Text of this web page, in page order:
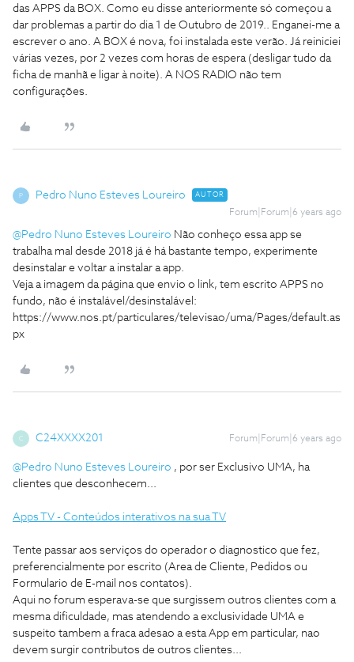
das APPS da BOX. Como eu disse anteriormente só começou a
dar problemas a partir do dia 1 de Outubro de 2019.. Enganei-me a
escrever o ano. A BOX é nova, foi instalada este verão. Já reiniciei
várias vezes, por 2 vezes com horas de espera (desligar tudo da
ficha de manhã e ligar à noite). A NOS RADIO não tem
configurações.
P Pedro Nuno Esteves Loureiro AUTOR
Forum|Forum|6 years ago
@Pedro Nuno Esteves Loureiro Não conheço essa app se
trabalha mal desde 2018 já é há bastante tempo, experimente
desinstalar e voltar a instalar a app.
Veja a imagem da página que envio o link, tem escrito APPS no
fundo, não é instalável/desinstalável:
https://www.nos.pt/particulares/televisao/uma/Pages/default.as
px
C C24XXXX201 Forum|Forum|6 years ago
@Pedro Nuno Esteves Loureiro , por ser Exclusivo UMA, ha
clientes que desconhecem...
Apps TV - Conteúdos interativos na sua TV
Tente passar aos serviços do operador o diagnostico que fez,
preferencialmente por escrito (Area de Cliente, Pedidos ou
Formulario de E-mail nos contatos).
Aqui no forum esperava-se que surgissem outros clientes com a
mesma dificuldade, mas atendendo a exclusividade UMA e
suspeito tambem a fraca adesao a esta App em particular, nao
devem surgir contributos de outros clientes...